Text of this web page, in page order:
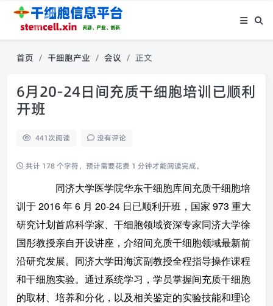
首页 干细胞产业 会议 正文
6月20-24日间充质干细胞培训已顺利
开班
441次阅读 没有评论
共计 178 个字符，预计需要花费 1 分钟才能阅读完成。
同济大学医学院华东干细胞库间充质干细胞培
训于 2016 年 6 月 20-24 日已顺利开班，国家 973 重大
研究计划首席科学家、干细胞领域资深专家同济大学徐
国彤教授亲自开设讲座，介绍间充质干细胞领域最新前
沿研究发展。同济大学田海滨副教授全程指导操作课程
和干细胞实验。通过系统学习，学员掌握间充质干细胞
的取材、培养和分化，以及相关鉴定的实验技能和理论